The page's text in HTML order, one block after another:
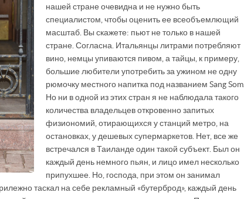
нашей стране очевидна и не нужно быть
специалистом, чтобы оценить ее всеобъемлющий
масштаб. Вы скажете: пьют не только в нашей
стране. Согласна. Итальянцы литрами потребляют
вино, немцы упиваются пивом, а тайцы, к примеру,
большие любители употребить за ужином не одну
рюмочку местного напитка под названием Sang Som.
Но ни в одной из этих стран я не наблюдала такого
количества владельцев откровенно запитых
физиономий, отирающихся у станций метро, на
остановках, у дешевых супермаркетов. Нет, все же
встречался в Таиланде один такой субъект. Был он
каждый день немного пьян, и лицо имел несколько
припухшее. Но, господа, при этом он занимал
таскал на себе рекламный «бутерброд», каждый день